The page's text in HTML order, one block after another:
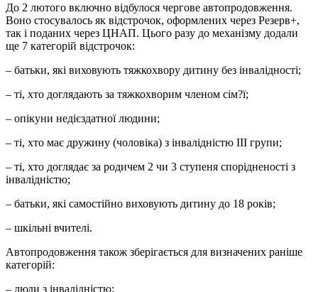
До 2 лютого включно відбулося чергове автопродовження.
Воно стосувалось як відстрочок, оформлених через Резерв+,
так і поданих через ЦНАП. Цього разу до механізму додали
ще 7 категорій відстрочок:
– батьки, які виховують тяжкохвору дитину без інвалідності;
– ті, хто доглядають за тяжкохворим членом сім?ї;
– опікуни недієздатної людини;
– ті, хто має дружину (чоловіка) з інвалідністю III групи;
– ті, хто доглядає за родичем 2 чи 3 ступеня спорідненості з
інвалідністю;
– батьки, які самостійно виховують дитину до 18 років;
– шкільні вчителі.
Автопродовження також зберігається для визначених раніше
категорій:
– люди з інвалідністю;